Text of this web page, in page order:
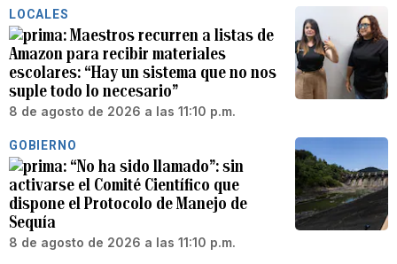
LOCALES
Maestros recurren a listas de
Amazon para recibir materiales
escolares: “Hay un sistema que no nos
suple todo lo necesario”
8 de agosto de 2026 a las 11:10 p.m.
GOBIERNO
“No ha sido llamado”: sin
activarse el Comité Científico que
dispone el Protocolo de Manejo de
Sequía
8 de agosto de 2026 a las 11:10 p.m.